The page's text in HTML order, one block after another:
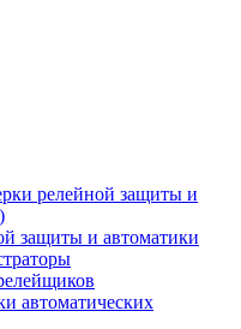
релейной защиты и
защиты и автоматики
автоматических